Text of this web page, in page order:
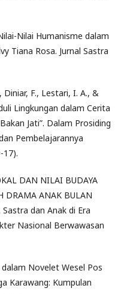
Nilai Humanisme dalam
Tiana Rosa. Jurnal Sastra
Diniar, F., Lestari, I. A., &
Lingkungan dalam Cerita
Jati”. Dalam Prosiding
Pembelajarannya
17).
DAN NILAI BUDAYA
DRAMA ANAK BULAN
Sastra dan Anak di Era
Nasional Berwawasan
dalam Novelet Wesel Pos
Karawang: Kumpulan